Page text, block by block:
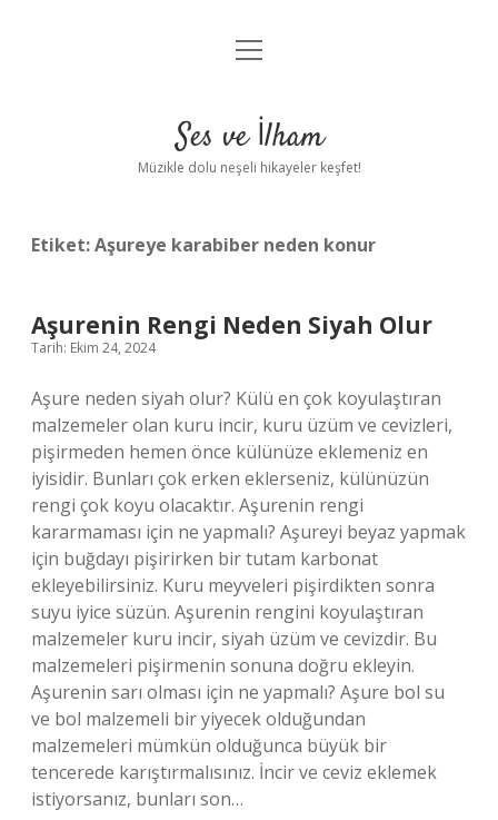
Anasayfa
Yasal Uyarı
menüyü
Ses ve İlham
Müzikle dolu neşeli hikayeler keşfet!
Etiket:Aşureye karabiber neden konur
Aşurenin Rengi Neden Siyah Olur
Tarih: Ekim 24, 2024
Aşure neden siyah olur? Külü en çok koyulaştıran
malzemeler olan kuru incir, kuru üzüm ve cevizleri,
pişirmeden hemen önce külünüze eklemeniz en
iyisidir. Bunları çok erken eklerseniz, külünüzün
rengi çok koyu olacaktır. Aşurenin rengi
kararmaması için ne yapmalı? Aşureyi beyaz yapmak
için buğdayı pişirirken bir tutam karbonat
ekleyebilirsiniz. Kuru meyveleri pişirdikten sonra
suyu iyice süzün. Aşurenin rengini koyulaştıran
malzemeler kuru incir, siyah üzüm ve cevizdir. Bu
malzemeleri pişirmenin sonuna doğru ekleyin.
Aşurenin sarı olması için ne yapmalı? Aşure bol su
ve bol malzemeli bir yiyecek olduğundan
malzemeleri mümkün olduğunca büyük bir
tencerede karıştırmalısınız. İncir ve ceviz eklemek
istiyorsanız, bunları son…